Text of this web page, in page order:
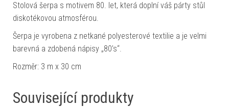
Stolová šerpa s motivem 80. let, která doplní váš párty stůl
diskotékovou atmosférou.
Šerpa je vyrobena z netkané polyesterové textilie a je velmi
barevná a zdobená nápisy „80’s“.
Rozměr: 3 m x 30 cm
Související produkty